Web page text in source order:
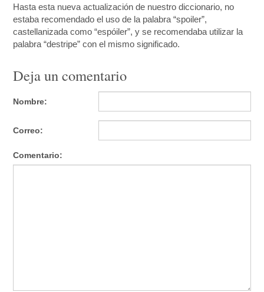
Hasta esta nueva actualización de nuestro diccionario, no
estaba recomendado el uso de la palabra “spoiler”,
castellanizada como “espóiler”, y se recomendaba utilizar la
palabra “destripe” con el mismo significado.
Deja un comentario
Nombre:
Correo:
Comentario: